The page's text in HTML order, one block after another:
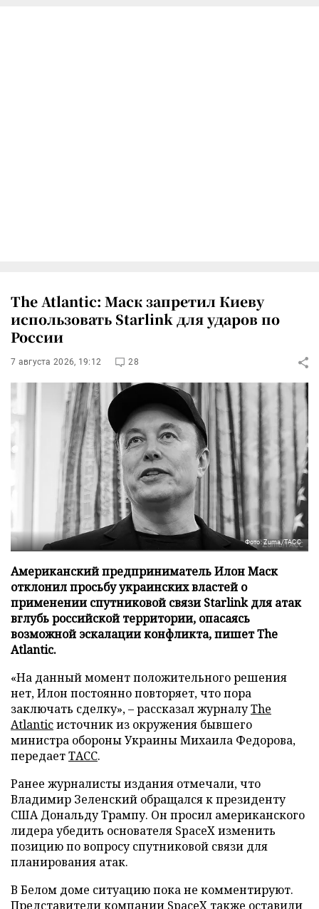
The Atlantic: Маск запретил Киеву
использовать Starlink для ударов по
России
7 августа 2026, 19:12 28
Фото: Zuma/ТАСС
Американский предприниматель Илон Маск
отклонил просьбу украинских властей о
применении спутниковой связи Starlink для атак
вглубь российской территории, опасаясь
возможной эскалации конфликта, пишет The
Atlantic.
«На данный момент положительного решения
нет, Илон постоянно повторяет, что пора
заключать сделку», – рассказал журналуThe
Atlanticисточник из окружения бывшего
министра обороны Украины Михаила Федорова,
передаетТАСС.
Ранее журналисты издания отмечали, что
Владимир Зеленский обращался к президенту
США Дональду Трампу. Он просил американского
лидера убедить основателя SpaceX изменить
позицию по вопросу спутниковой связи для
планирования атак.
В Белом доме ситуацию пока не комментируют.
Представители компании SpaceX также оставили